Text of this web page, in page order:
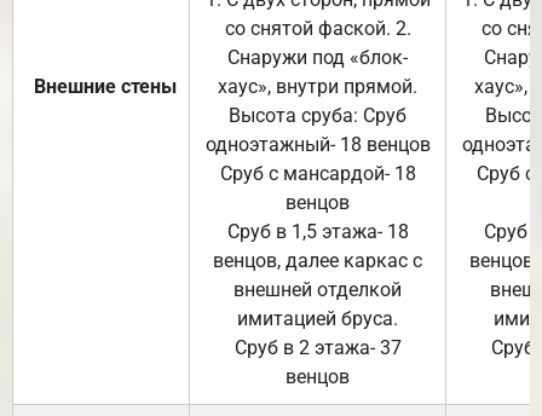
Внешние стены
со снятой фаской. 2.
Снаружи под «блок-
хаус», внутри прямой.
Высота сруба: Сруб
одноэтажный- 18 венцов
Сруб с мансардой- 18
венцов
Сруб в 1,5 этажа- 18
венцов, далее каркас с
внешней отделкой
имитацией бруса.
Сруб в 2 этажа- 37
венцов
со
хаус»,
Сруб с
Сруб
Сруб